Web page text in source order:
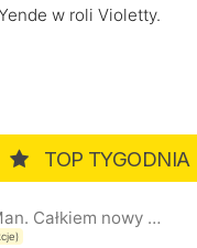
w roli Violetty.
TOP TYGODNIA
Spider-Man. Całkiem nowy dzień